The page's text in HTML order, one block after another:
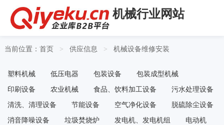
机械行业网站
当前位置： 首页 > 供应信息 > 机械设备维修安装
塑料机械 低压电器 包装设备
包装成型机械
印刷设备
农业机械 食品、饮料加工设备
污水处理设备
清洗、清理设备
节能设备 空气净化设备
脱硫除尘设备
消音降噪设备
垃圾焚烧炉 发电机、发电机组
电动机